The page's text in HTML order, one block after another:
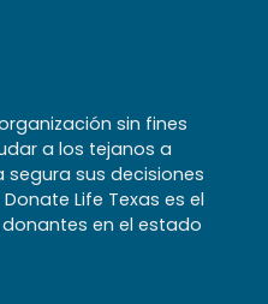
sin fines
a los tejanos a
sus decisiones
Life Texas es el
en el estado